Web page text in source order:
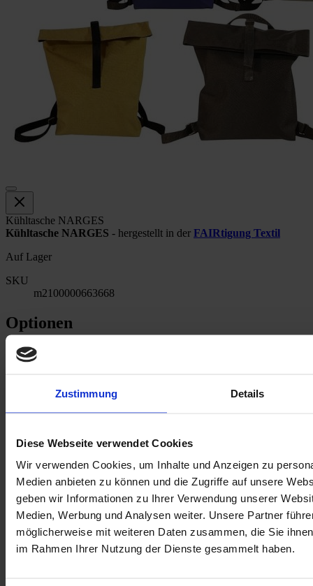
Zustimmung Details
Diese Webseite verwendet Cookies
Wir verwenden Cookies, um Inhalte und Anzeigen zu
Medien anbieten zu können und die Zugriffe auf unsere
geben wir Informationen zu Ihrer Verwendung unserer
Medien, Werbung und Analysen weiter. Unsere Partner
möglicherweise mit weiteren Daten zusammen, die Sie
im Rahmen Ihrer Nutzung der Dienste gesammelt haben.
Kühltasche NARGES
Kühltasche NARGES - hergestellt in der FAIRtigung Textil
Auf Lager
SKU
m2100000663668
Optionen
FARBE
E-Mail an einen Freund
Beschreibung
Beschreibung /Kühltasche NARGES
Die Kühltasche NARGES ist der ideale Begleiter für unterwegs und
hält Getränke sowie Snacks zuverlässig kühl und frisch. Dank des
praktischen Designs und der isolierenden Innenbeschichtung eignet
sie sich perfekt für Picknick, Camping, Einkauf oder Ausflüge.